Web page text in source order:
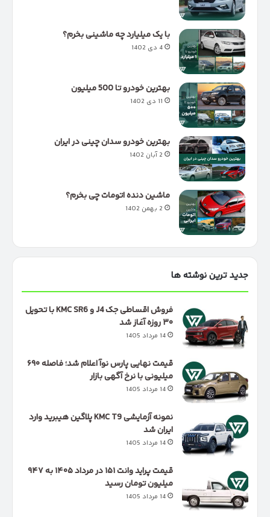
با یک میلیارد چه ماشینی بخرم؟
4 دی 1402
بهترین خودرو تا 500 میلیون
11 دی 1402
بهترین خودرو سدان چینی در ایران
2 آبان 1402
ماشین دنده اتومات چی بخرم؟
2 بهمن 1402
جدید ترین نوشته ها
فروش اقساطی جک J4 و KMC SR6 با تحویل
۳۰ روزه آغاز شد
14 مرداد 1405
قیمت نهایی پارس نوآ اعلام شد؛ فاصله ۶۹۰
میلیونی با نرخ آگهی بازار
14 مرداد 1405
نمونه آزمایشی KMC T9 پلاگین هیبرید وارد
ایران شد
14 مرداد 1405
قیمت پراید وانت ۱۵۱ در مرداد ۱۴۰۵ به ۹۴۷
میلیون تومان رسید
14 مرداد 1405